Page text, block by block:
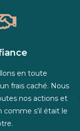
en toute
frais caché. Nous
nos actions et
comme s’il était le